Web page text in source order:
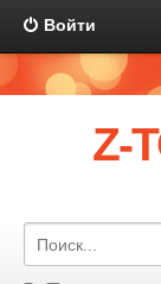
Войти
Z-